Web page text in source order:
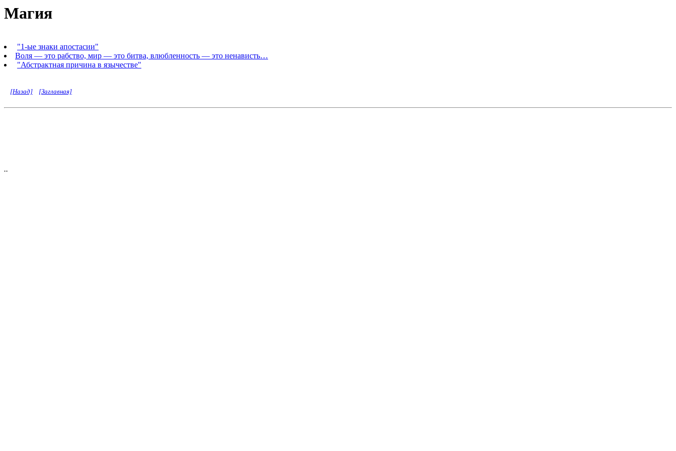
Магия
"1-ые знаки апостасии"
Воля — это рабство, мир — это битва, влюбленность — это ненависть…
"Абстрактная причина в язычестве"
[Назад] [Заглавная]
..